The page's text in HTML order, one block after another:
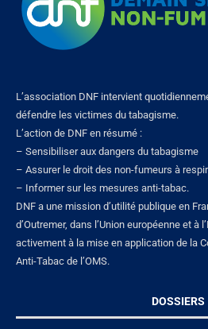
L’association DNF intervient
défendre les victimes du tabagisme.
L’action de DNF en résumé :
– Sensibiliser aux dangers du tabagisme
– Assurer le droit des non-fumeurs à
– Informer sur les mesures anti-tabac.
DNF a une mission d’utilité publique en
d’Outremer, dans l’Union européenne et à
activement à la mise en application de la
Anti-Tabac de l’OMS.
DOSSIERS